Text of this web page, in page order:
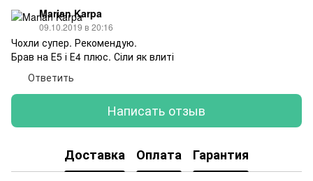
Marian Karpa
09.10.2019 в 20:16
Чохли супер. Рекомендую.
Брав на Е5 і Е4 плюс. Сіли як влиті
Ответить
Написать отзыв
Доставка Оплата Гарантия